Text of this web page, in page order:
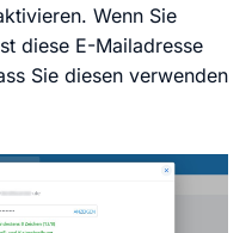
Wenn Sie
diese E-Mailadresse
Sie diesen verwenden